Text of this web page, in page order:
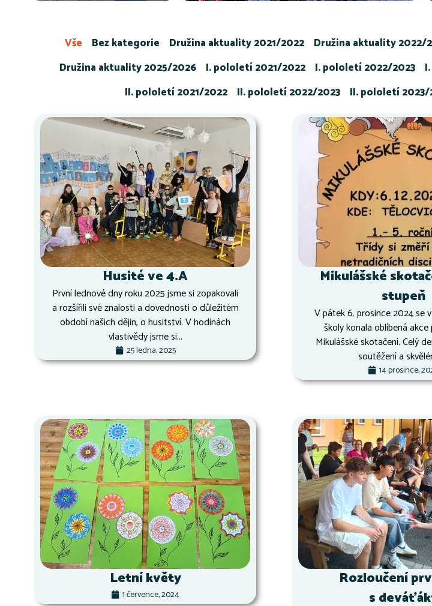
Bez kategorie Družina aktuality 2021/2022 Družina aktuality 2022/
Družina aktuality 2025/2026
I. pololetí 2021/2022 I. pololetí 2022/2023
II. pololetí 2021/2022
II. pololetí 2022/2023 II. pololetí
Vše
Husité ve 4.A
První lednové dny roku 2025 jsme si zopakovali
a rozšířili své znalosti a dovednosti o důležitém
období našich dějin, o husitství. V hodinách
vlastivědy jsme si...
25 ledna, 2025
Mikulášské
stupeň
V pátek 6. prosince 2024 se
školy konala oblíbená akce
Mikulášské skotačení. Celý
soutěžení a
14 prosince,
Letní květy
1 července, 2024
Rozloučení
s